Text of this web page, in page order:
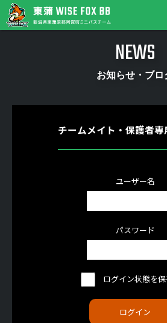
NEWS
お知らせ・ブロ
チームメイト・保護者
ユーザー名
パスワード
ログイン状態を